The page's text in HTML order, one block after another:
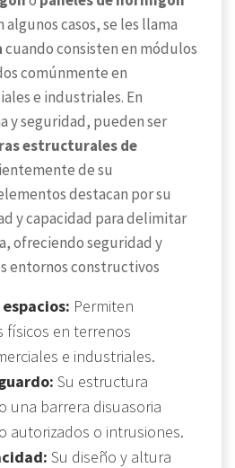
algunos casos, se les llama
cuando consisten en módulos
comúnmente en
e industriales. En
y seguridad, pueden ser
estructurales de
de su
destacan por su
y capacidad para delimitar
ofreciendo seguridad y
entornos constructivos
Permiten
físicos en terrenos
e industriales.
Su estructura
una barrera disuasoria
autorizados o intrusiones.
Su diseño y altura